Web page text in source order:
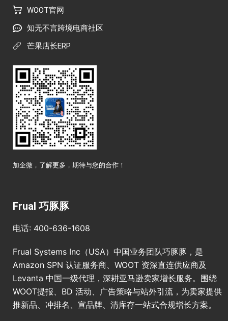
WOOT官网
知无不言跨境电商社区
芒果店长ERP
加企微，了解更多，期待与您的合作！
Frual 巧豚豚
电话: 400-636-1608
Frual Systems Inc（USA）中国业务团队巧豚豚，是
Amazon SPN 认证服务商、WOOT 资深直连供应商及
Levanta 中国一级代理，深耕亚马逊卖家增长服务。围绕
WOOT提报、BD 活动、广告策略与站外引流，为卖家提供
推新品、冲排名、宣品牌、清库存一站式合规增长方案。